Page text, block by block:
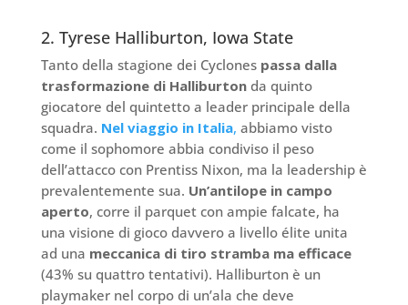
2. Tyrese Halliburton, Iowa State
Tanto della stagione dei Cyclones passa dalla
trasformazione di Halliburtonda quinto
giocatore del quintetto a leader principale della
squadra. Nel viaggio in Italia, abbiamo visto
come il sophomore abbia condiviso il peso
dell’attacco con Prentiss Nixon, ma la leadership è
prevalentemente sua. Un’antilope in campo
aperto, corre il parquet con ampie falcate, ha
una visione di gioco davvero a livello élite unita
ad una meccanica di tiro stramba ma efficace
(43% su quattro tentativi). Halliburton è un
playmaker nel corpo di un’ala che deve